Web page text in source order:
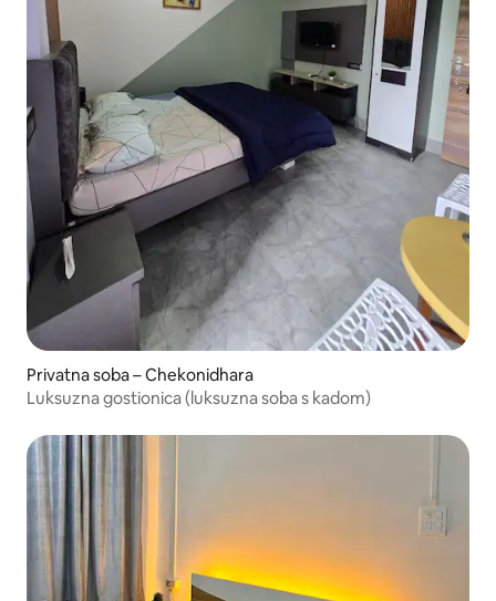
Privatna soba – Chekonidhara
Luksuzna gostionica (luksuzna soba s kadom)